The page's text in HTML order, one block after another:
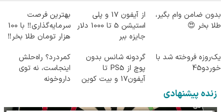
بدون ضامن وام بگیر،
طلا بخر 😍
از آیفون 17 و پلی
استیشن 5 تا 1000 دلار
جایزه ببر
بهترین فرصت
سرمایه‌گذاری‼️ با 100
هزار تومان طلا بخر‼️
یک‌روزه فروخته شد با
خوردو45
گردونه شانس بدون
پوچ از PS5 تا
آیفون17 و بیت کوین
کمردرد؟ راه‌حلش
اینجاست، نه توی
داروخونه
زنده پیشنهادی